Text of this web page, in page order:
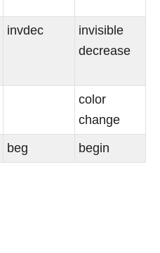
invdec
invisible
decrease
color
change
beg begin